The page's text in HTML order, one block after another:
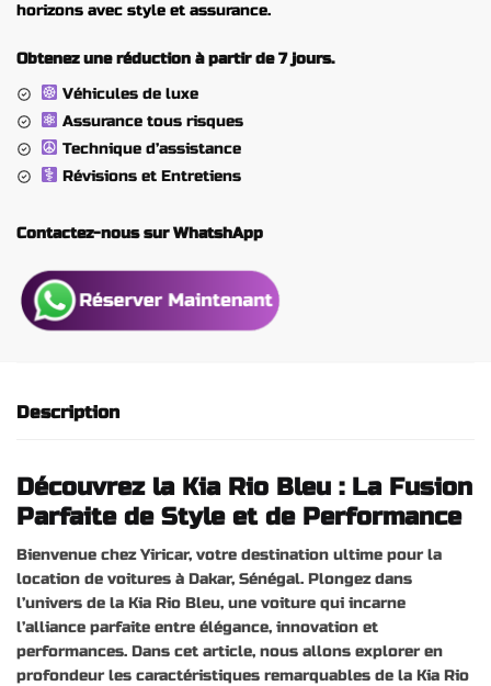
horizons avec style et assurance.
Obtenez une réduction à partir de 7 jours.
Véhicules de luxe
Assurance tous risques
Technique d’assistance
Révisions et Entretiens
Contactez-nous sur WhatshApp
Description
Découvrez la Kia Rio Bleu : La Fusion
Parfaite de Style et de Performance
Bienvenue chez Yiricar, votre destination ultime pour la
location de voitures à Dakar, Sénégal. Plongez dans
l’univers de la Kia Rio Bleu, une voiture qui incarne
l’alliance parfaite entre élégance, innovation et
performances. Dans cet article, nous allons explorer en
profondeur les caractéristiques remarquables de la Kia Rio